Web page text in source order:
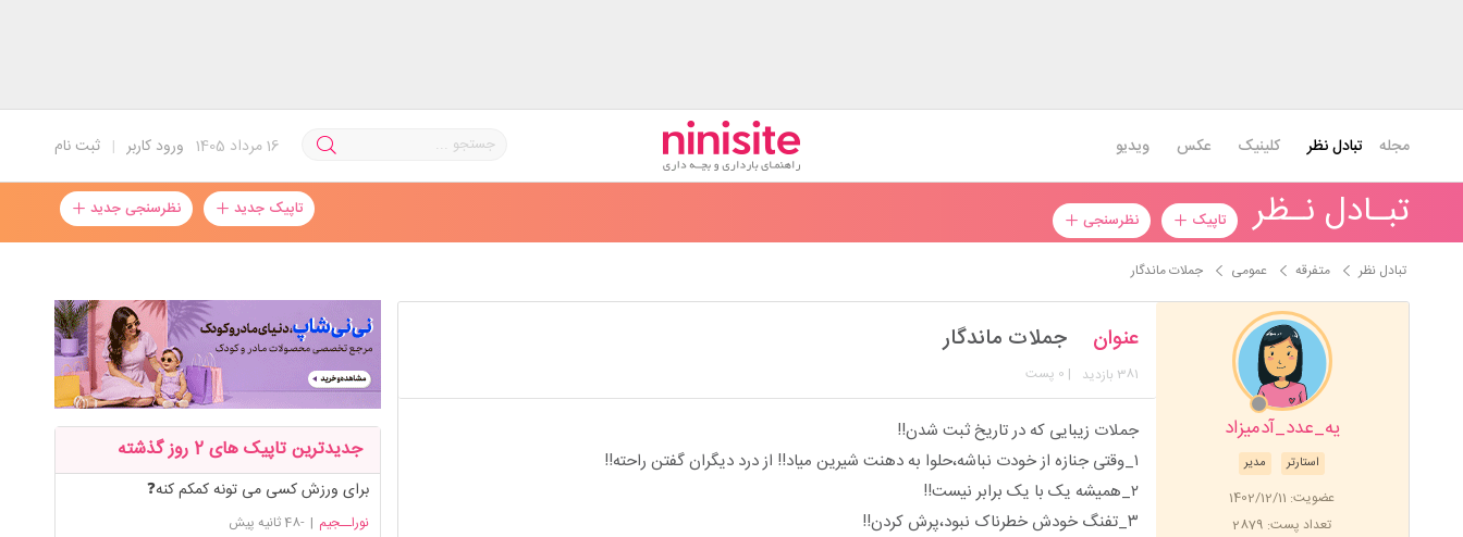
ثبت نام | ورود کاربر 16مرداد 1405 مجله تبادل نظر کلینیک عکس ویدیو
تبـادل نـظر تاپیک نظرسنجی تاپیک جدید نظرسنجی جدید
تبادل نظر متفرقه عمومی جملات ماندگار
یه_عدد_آدمیزاد
مدیر استارتر
عضویت: 1402/12/11
تعداد پست: 2879
عنوان جملات ماندگار
381 بازدید | 0 پست
جملات زیبایی که در تاریخ ثبت شدن!!
۱_وقتی جنازه از خودت نباشه،حلوا به دهنت شیرین میاد!! از درد دیگران گفتن راحته!!
۲_همیشه یک با یک برابر نیست!!
۳_تفنگ خودش خطرناک نبود،پرش کردن!!
جدیدترین تاپیک های 2 روز گذشته
برای ورزش کسی می تونه کمکم کنه❓
نوراــجیم | -48 ثانیه پیش